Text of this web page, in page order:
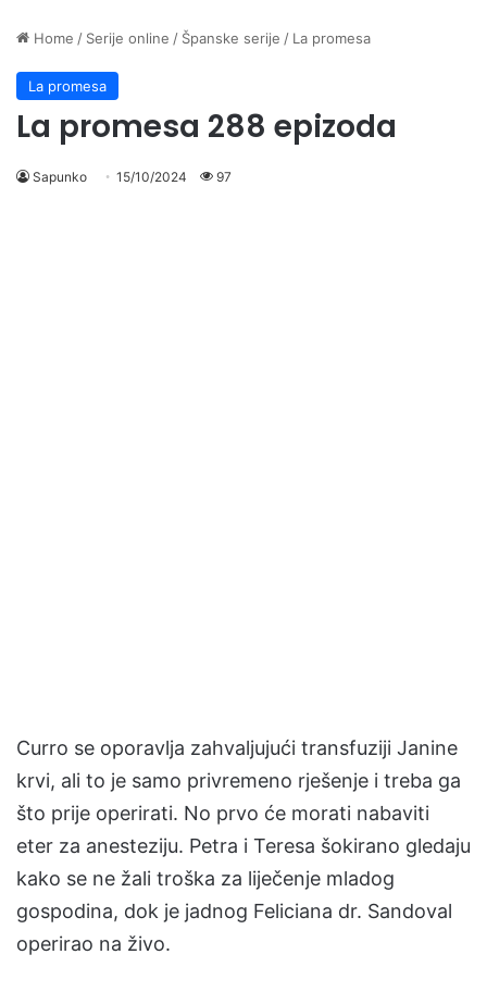
Home / Serije online / Španske serije / La promesa
La promesa
La promesa 288 epizoda
Sapunko 15/10/2024 97
Curro se oporavlja zahvaljujući transfuziji Janine
krvi, ali to je samo privremeno rješenje i treba ga
što prije operirati. No prvo će morati nabaviti
eter za anesteziju. Petra i Teresa šokirano gledaju
kako se ne žali troška za liječenje mladog
gospodina, dok je jadnog Feliciana dr. Sandoval
operirao na živo.